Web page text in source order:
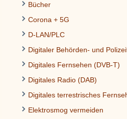
Bücher
Corona + 5G
D-LAN/PLC
Digitaler Behörden- und
Digitales Fernsehen (DVB-T)
Digitales Radio (DAB)
Digitales terrestrisches
Elektrosmog vermeiden